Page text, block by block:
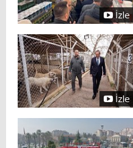
İzle
İzle